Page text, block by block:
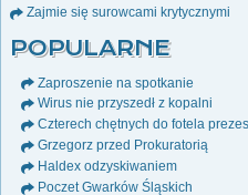
Zajmie się surowcami krytycznymi
POPULARNE
Zaproszenie na spotkanie
Wirus nie przyszedł z kopalni
Czterech chętnych do fotela
Grzegorz przed Prokuratorią
Haldex odzyskiwaniem
Poczet Gwarków Śląskich